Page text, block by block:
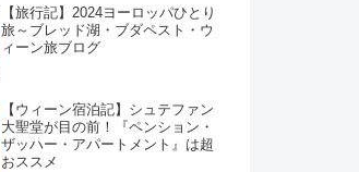
【旅行記】2024ヨーロッパひとり
旅～ブレッド湖・ブダペスト・ウ
ィーン旅ブログ
【ウィーン宿泊記】シュテファン
大聖堂が目の前！『ペンション・
ザッハー・アパートメント』は超
おススメ